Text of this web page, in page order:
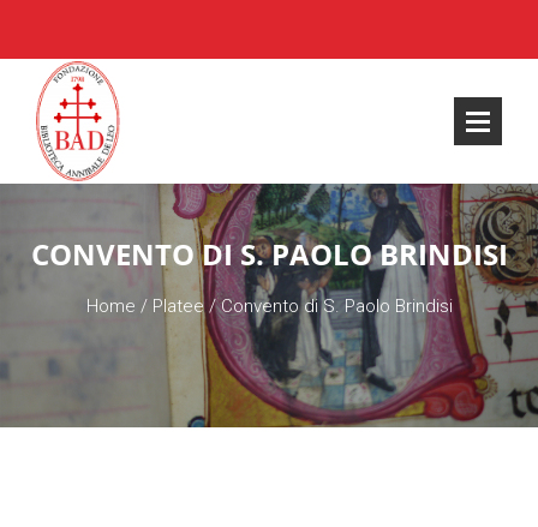
CONVENTO DI S. PAOLO BRINDISI
Home / Platee/Convento di S. Paolo Brindisi